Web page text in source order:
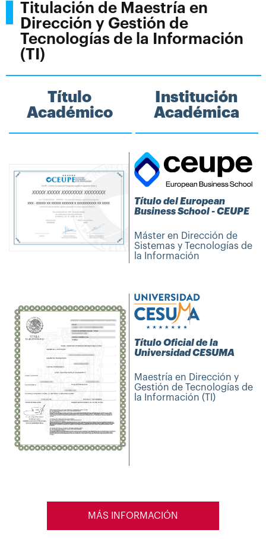
Titulación de Maestría en
Dirección y Gestión de
Tecnologías de la Información
(TI)
Título
Académico
Institución
Académica
Título del European
Business School - CEUPE
Máster en Dirección de
Sistemas y Tecnologías de
la Información
Título Oficial de la
Universidad CESUMA
Maestría en Dirección y
Gestión de Tecnologías de
la Información (TI)
MÁS INFORMACIÓN